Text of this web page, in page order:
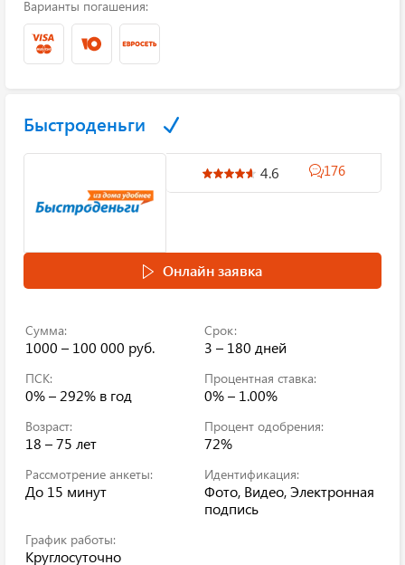
Варианты погашения:
Быстроденьги
4.6 176
Онлайн заявка
Сумма:
1000 – 100 000 руб.
Срок:
3 – 180 дней
ПСК:
0% – 292% в год
Процентная ставка:
0% – 1.00%
Возраст:
18 – 75 лет
Процент одобрения:
72%
Рассмотрение анкеты:
До 15 минут
Идентификация:
Фото, Видео, Электронная
подпись
График работы:
Круглосуточно